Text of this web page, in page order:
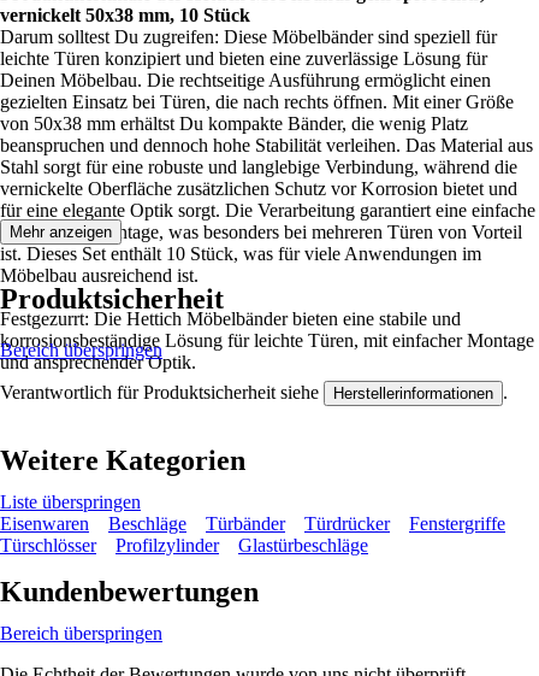
vernickelt 50x38 mm, 10 Stück
Darum solltest Du zugreifen: Diese Möbelbänder sind speziell für
leichte Türen konzipiert und bieten eine zuverlässige Lösung für
Deinen Möbelbau. Die rechtseitige Ausführung ermöglicht einen
gezielten Einsatz bei Türen, die nach rechts öffnen. Mit einer Größe
von 50x38 mm erhältst Du kompakte Bänder, die wenig Platz
beanspruchen und dennoch hohe Stabilität verleihen. Das Material aus
Stahl sorgt für eine robuste und langlebige Verbindung, während die
vernickelte Oberfläche zusätzlichen Schutz vor Korrosion bietet und
für eine elegante Optik sorgt. Die Verarbeitung garantiert eine einfache
und sichere Montage, was besonders bei mehreren Türen von Vorteil
ist. Dieses Set enthält 10 Stück, was für viele Anwendungen im
Möbelbau ausreichend ist.
Festgezurrt: Die Hettich Möbelbänder bieten eine stabile und
korrosionsbeständige Lösung für leichte Türen, mit einfacher Montage
und ansprechender Optik.
Mehr anzeigen
Produktsicherheit
Bereich überspringen
Verantwortlich für Produktsicherheit siehe Herstellerinformationen .
Weitere Kategorien
Liste überspringen
Eisenwaren
Beschläge Türbänder Türdrücker
Fenstergriffe
Türschlösser
Profilzylinder Glastürbeschläge
Kundenbewertungen
Bereich überspringen